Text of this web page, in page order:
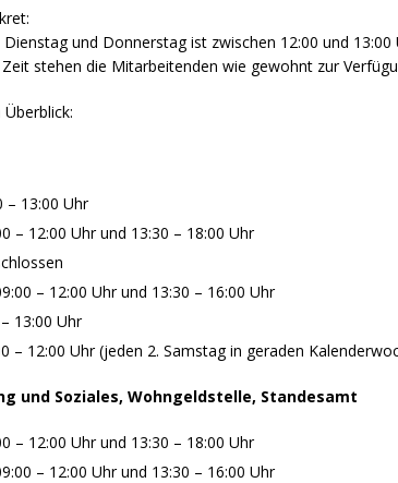
und Donnerstag ist zwischen 12:00 und 13:00
stehen die Mitarbeitenden wie gewohnt zur
– 13:00 Uhr
– 12:00 Uhr und 13:30 – 18:00 Uhr
– 12:00 Uhr und 13:30 – 16:00 Uhr
13:00 Uhr
– 12:00 Uhr (jeden 2. Samstag in geraden
und Soziales, Wohngeldstelle, Standesamt
– 12:00 Uhr und 13:30 – 18:00 Uhr
– 12:00 Uhr und 13:30 – 16:00 Uhr